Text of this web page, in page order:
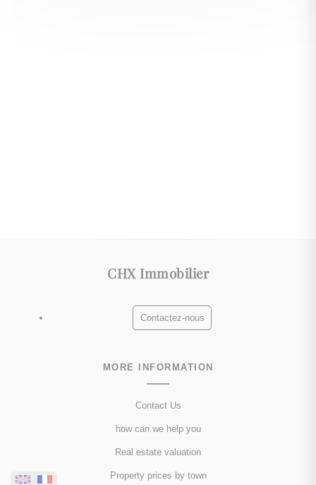
CHX Immobilier
Contactez-nous
MORE INFORMATION
Contact Us
how can we help you
Real estate valuation
Property prices by town